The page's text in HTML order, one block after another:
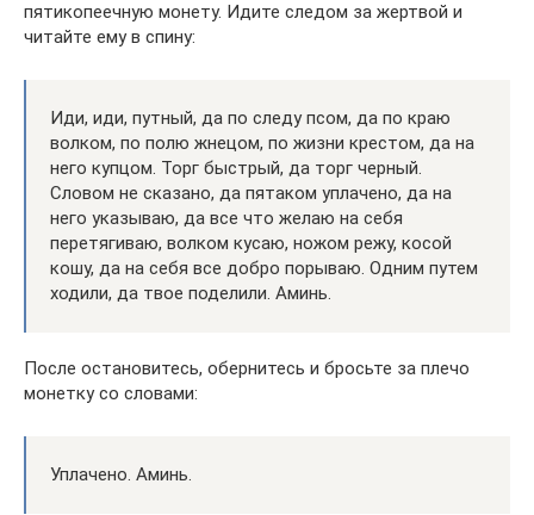
пятикопеечную монету. Идите следом за жертвой и
читайте ему в спину:
Иди, иди, путный, да по следу псом, да по краю
волком, по полю жнецом, по жизни крестом, да на
него купцом. Торг быстрый, да торг черный.
Словом не сказано, да пятаком уплачено, да на
него указываю, да все что желаю на себя
перетягиваю, волком кусаю, ножом режу, косой
кошу, да на себя все добро порываю. Одним путем
ходили, да твое поделили. Аминь.
После остановитесь, обернитесь и бросьте за плечо
монетку со словами:
Уплачено. Аминь.